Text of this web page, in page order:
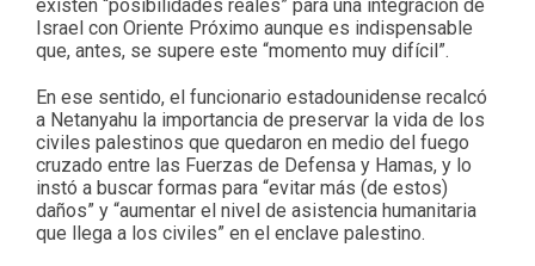
existen “posibilidades reales” para una integración de
Israel con Oriente Próximo aunque es indispensable
que, antes, se supere este “momento muy difícil”.
En ese sentido, el funcionario estadounidense recalcó
a Netanyahu la importancia de preservar la vida de los
civiles palestinos que quedaron en medio del fuego
cruzado entre las Fuerzas de Defensa y Hamas, y lo
instó a buscar formas para “evitar más (de estos)
daños” y “aumentar el nivel de asistencia humanitaria
que llega a los civiles” en el enclave palestino.